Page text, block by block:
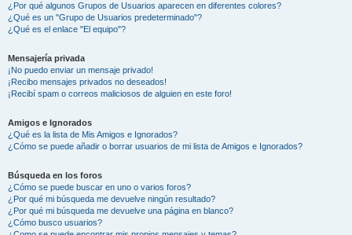
¿Por qué algunos Grupos de Usuarios aparecen en diferentes colores?
¿Qué es un "Grupo de Usuarios predeterminado"?
¿Qué es el enlace "El equipo"?
Mensajería privada
¡No puedo enviar un mensaje privado!
¡Recibo mensajes privados no deseados!
¡Recibí spam o correos maliciosos de alguien en este foro!
Amigos e Ignorados
¿Qué es la lista de Mis Amigos e Ignorados?
¿Cómo se puede añadir o borrar usuarios de mi lista de Amigos e Ignorados?
Búsqueda en los foros
¿Cómo se puede buscar en uno o varios foros?
¿Por qué mi búsqueda me devuelve ningún resultado?
¿Por qué mi búsqueda me devuelve una página en blanco?
¿Cómo busco usuarios?